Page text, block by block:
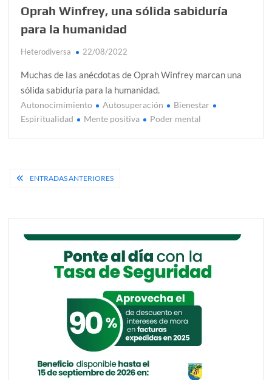
Oprah Winfrey, una sólida sabiduría
para la humanidad
Heterodiversa 22/08/2022
Muchas de las anécdotas de Oprah Winfrey marcan una
sólida sabiduría para la humanidad.
Autonocimimiento Autosuperación
Bienestar
Espiritualidad
Mente positiva Poder mental
Navegación
entradas
ENTRADAS ANTERIORES